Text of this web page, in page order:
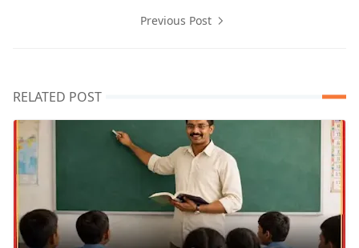
Previous Post
RELATED POST